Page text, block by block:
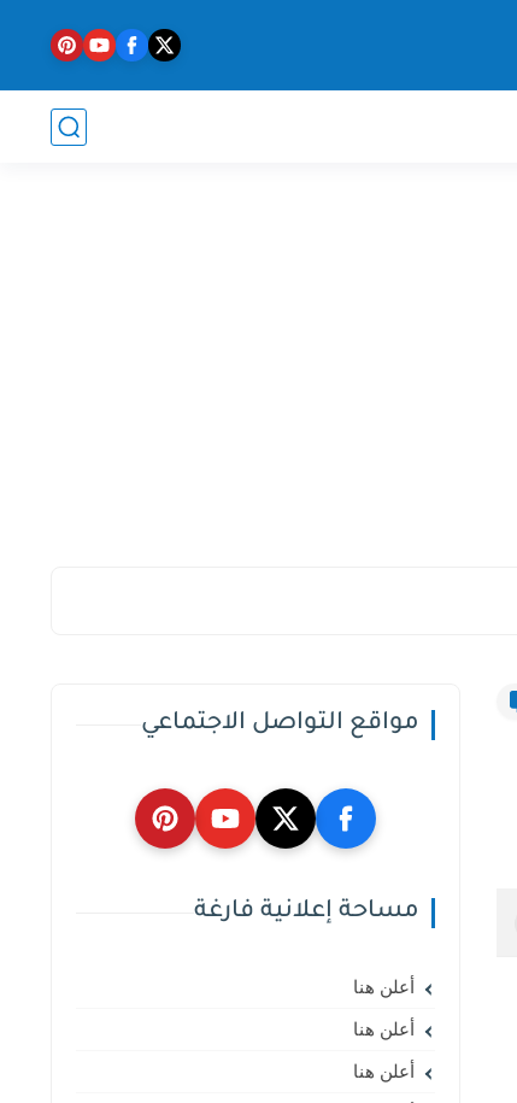
مواقع التواصل الاجتماعي
مساحة إعلانية فارغة
أعلن هنا
أعلن هنا
أعلن هنا